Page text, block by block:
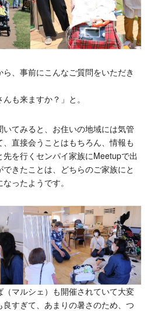
、事前にこんなご質問をいただき
も来ますか？」と。
てみると、お住いの地域には気管
直接会うことはもちろん、情報も
を行くセンパイ家族にMeetupで出
きたことは、どちらのご家族にと
ったようです。
マルシェ）も開催されていて大変
すぎて、あまりの暑さのため、つ